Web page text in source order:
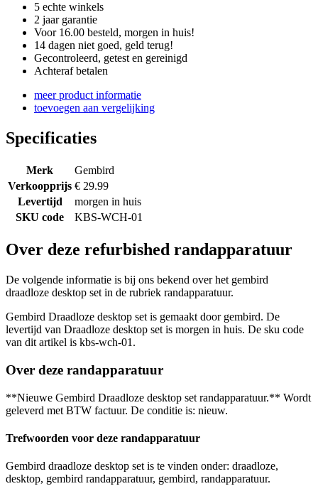
5 echte winkels
2 jaar garantie
Voor 16.00 besteld, morgen in huis!
14 dagen niet goed, geld terug!
Gecontroleerd, getest en gereinigd
Achteraf betalen
meer product informatie
toevoegen aan vergelijking
Specificaties
Merk
Gembird
Verkoopprijs € 29.99
Levertijd
morgen in huis
SKU code
KBS-WCH-01
Over deze refurbished randapparatuur
De volgende informatie is bij ons bekend over het gembird
draadloze desktop set in de rubriek randapparatuur.
Gembird Draadloze desktop set is gemaakt door gembird. De
levertijd van Draadloze desktop set is morgen in huis. De sku code
van dit artikel is kbs-wch-01.
Over deze randapparatuur
**Nieuwe Gembird Draadloze desktop set randapparatuur.** Wordt
geleverd met BTW factuur. De conditie is: nieuw.
Trefwoorden voor deze randapparatuur
Gembird draadloze desktop set is te vinden onder: draadloze,
desktop, gembird randapparatuur, gembird, randapparatuur.